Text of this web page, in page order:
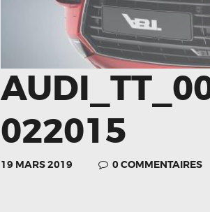
022015
19 MARS 2019 0 COMMENTAIRES